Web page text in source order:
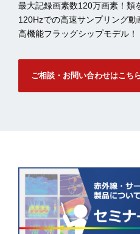
最大記録画素数120万画素！類
120Hzでの高速サンプリング
高機能フラッグシップモデル！
ご相談・お問い合わせはこち